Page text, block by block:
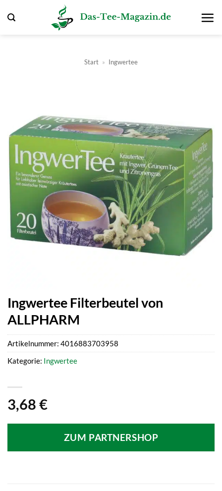
Inhalt
Start » Ingwertee
Ingwertee Filterbeutel von
ALLPHARM
3,68 €
ZUM PARTNERSHOP
Artikelnummer: 4016883703958
Kategorie: Ingwertee